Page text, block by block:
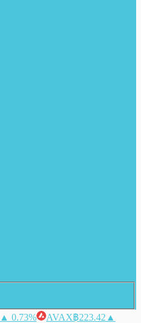
▲ 0.73% AVAX฿223.42 ▲